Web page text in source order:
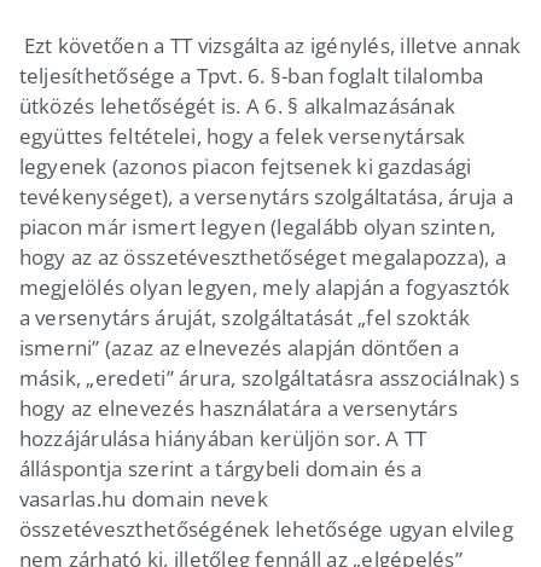
Ezt követően a TT vizsgálta az igénylés, illetve annak
teljesíthetősége a Tpvt. 6. §-ban foglalt tilalomba
ütközés lehetőségét is. A 6. § alkalmazásának
együttes feltételei, hogy a felek versenytársak
legyenek (azonos piacon fejtsenek ki gazdasági
tevékenységet), a versenytárs szolgáltatása, áruja a
piacon már ismert legyen (legalább olyan szinten,
hogy az az összetéveszthetőséget megalapozza), a
megjelölés olyan legyen, mely alapján a fogyasztók
a versenytárs áruját, szolgáltatását „fel szokták
ismerni” (azaz az elnevezés alapján döntően a
másik, „eredeti” árura, szolgáltatásra asszociálnak) s
hogy az elnevezés használatára a versenytárs
hozzájárulása hiányában kerüljön sor. A TT
álláspontja szerint a tárgybeli domain és a
vasarlas.hu domain nevek
összetéveszthetőségének lehetősége ugyan elvileg
nem zárható ki, illetőleg fennáll az „elgépelés”